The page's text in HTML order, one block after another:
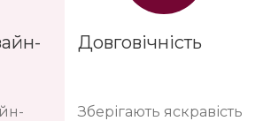
Довговічність
Зберігають яскравість